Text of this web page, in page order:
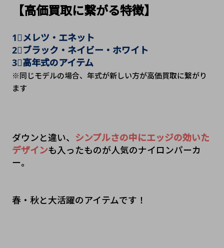
【高価買取に繋がる特徴】
1⃣メレツ・エネット
2⃣ブラック・ネイビー・ホワイト
3⃣高年式のアイテム
※同じモデルの場合、年式が新しい方が高価買取に繋がり
ます
ダウンと違い、 シンプルさの中にエッジの効いた
デザインも入ったものが人気のナイロンパーカ
ー。
春・秋と大活躍のアイテムです！